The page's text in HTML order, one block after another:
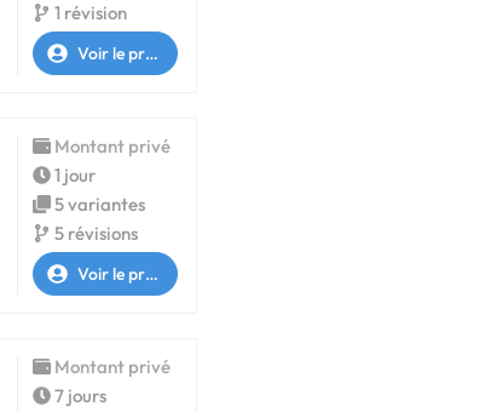
1 révision
Voir le profil
Montant privé
1 jour
5 variantes
5 révisions
Voir le profil
Montant privé
7 jours